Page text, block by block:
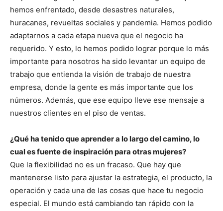
hemos enfrentado, desde desastres naturales,
huracanes, revueltas sociales y pandemia. Hemos podido
adaptarnos a cada etapa nueva que el negocio ha
requerido. Y esto, lo hemos podido lograr porque lo más
importante para nosotros ha sido levantar un equipo de
trabajo que entienda la visión de trabajo de nuestra
empresa, donde la gente es más importante que los
números. Además, que ese equipo lleve ese mensaje a
nuestros clientes en el piso de ventas.
¿Qué ha tenido que aprender a lo largo del camino, lo
cual es fuente de inspiración para otras mujeres?
Que la flexibilidad no es un fracaso. Que hay que
mantenerse listo para ajustar la estrategia, el producto, la
operación y cada una de las cosas que hace tu negocio
especial. El mundo está cambiando tan rápido con la